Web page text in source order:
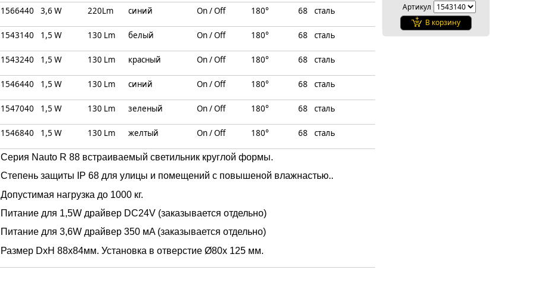
1566440 3,6 W 220Lm синий On / Off 180° 68 сталь
1543140 1,5 W 130 Lm белый On / Off 180° 68 сталь
1543240 1,5 W 130 Lm красный On / Off 180° 68 сталь
1546440 1,5 W 130 Lm синий On / Off 180° 68 сталь
1547040 1,5 W 130 Lm зеленый On / Off 180° 68 сталь
1546840 1,5 W 130 Lm желтый On / Off 180° 68 сталь
Серия Nauto R 88 встраиваемый светильник круглой формы.
Степень защиты IP 68 для улицы и помещений с повышеной влажнастью..
Допустимая нагрузка до 1000 кг.
Питание для 1,5W драйвер DC24V (заказывается отдельно)
Питание для 3,6W драйвер 350 мA (заказывается отдельно)
Размер DxH 88x84мм. Установка в отверстие Ø80х 125 мм.
Артикул
В корзину